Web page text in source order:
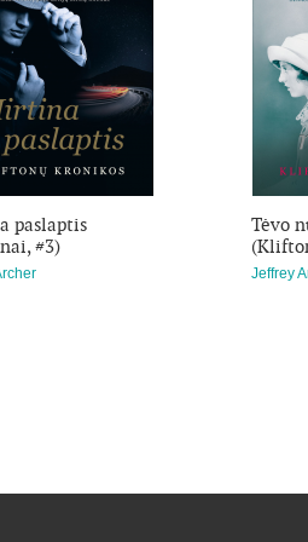
ateis valanda“ — priešpaskutinė
York Times
bestseleriu. Šis
ypatingą jo braižą.
paslaptis
#3)
Tėvo
Jeffrey